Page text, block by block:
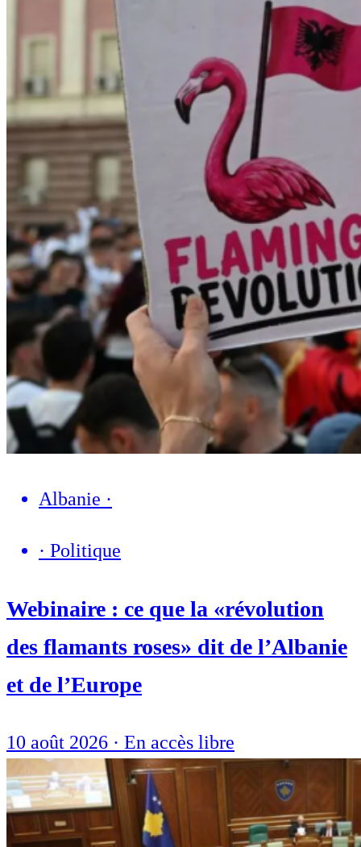
Albanie ·
· Politique
Webinaire : ce que la «révolution
des flamants roses» dit de l’Albanie
et de l’Europe
10 août 2026 · En accès libre